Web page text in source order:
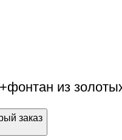
из
заказ